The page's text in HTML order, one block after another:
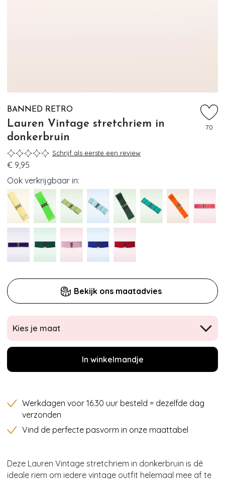
BANNED RETRO
Lauren Vintage stretchriem in
donkerbruin
70
Schrijf als eerste een review
€ 9,95
Ook verkrijgbaar in:
Bekijk ons maatadvies
Kies je maat
In winkelmandje
Werkdagen voor 16.30 uur besteld = dezelfde dag
verzonden
Vind de perfecte pasvorm in onze maattabel
Deze Lauren Vintage stretchriem in donkerbruin is dé
ideale riem om iedere vintage outfit helemaal mee af te